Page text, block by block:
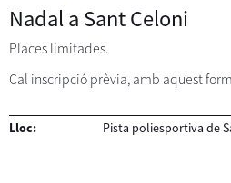
Nadal a Sant Celoni
Places limitades.
Cal inscripció prèvia, amb aquest
Lloc: Pista poliesportiva de